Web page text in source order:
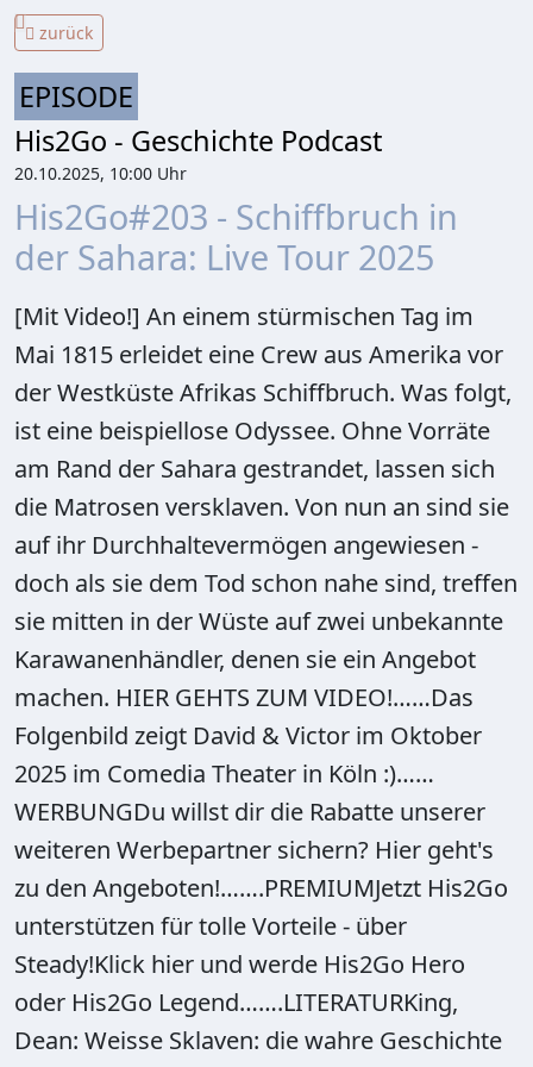
zurück
EPISODE
His2Go - Geschichte Podcast
20.10.2025, 10:00 Uhr
His2Go#203 - Schiffbruch in
der Sahara: Live Tour 2025
[Mit Video!] An einem stürmischen Tag im
Mai 1815 erleidet eine Crew aus Amerika vor
der Westküste Afrikas Schiffbruch. Was folgt,
ist eine beispiellose Odyssee. Ohne Vorräte
am Rand der Sahara gestrandet, lassen sich
die Matrosen versklaven. Von nun an sind sie
auf ihr Durchhaltevermögen angewiesen -
doch als sie dem Tod schon nahe sind, treffen
sie mitten in der Wüste auf zwei unbekannte
Karawanenhändler, denen sie ein Angebot
machen. HIER GEHTS ZUM VIDEO!……Das
Folgenbild zeigt David & Victor im Oktober
2025 im Comedia Theater in Köln :)……
WERBUNGDu willst dir die Rabatte unserer
weiteren Werbepartner sichern? Hier geht's
zu den Angeboten!…….PREMIUMJetzt His2Go
unterstützen für tolle Vorteile - über
Steady!Klick hier und werde His2Go Hero
oder His2Go Legend…….LITERATURKing,
Dean: Weisse Sklaven: die wahre Geschichte